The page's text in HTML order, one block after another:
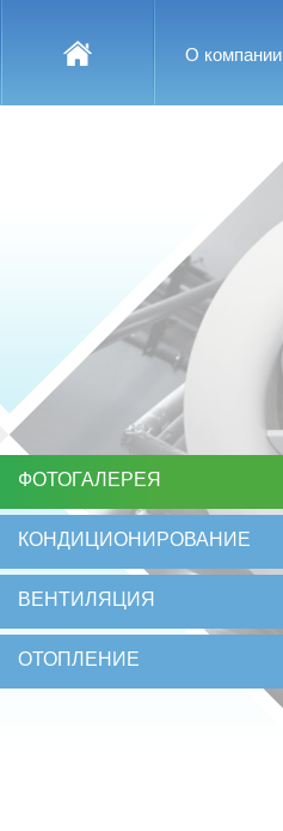
О компании
ФОТОГАЛЕРЕЯ
КОНДИЦИОНИРОВАНИЕ
ВЕНТИЛЯЦИЯ
ОТОПЛЕНИЕ